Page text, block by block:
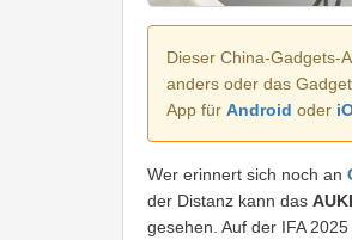
Dieser China-Gadgets-
anders oder das
App für Android oder
Wer erinnert sich noch an
der Distanz kann das
gesehen. Auf der IFA